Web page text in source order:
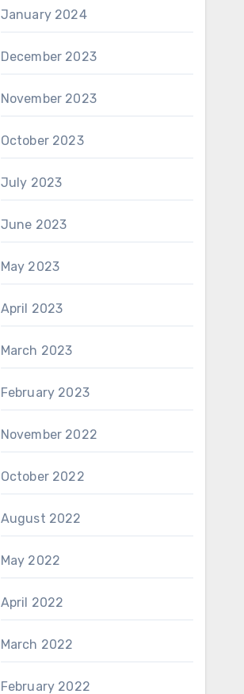
January 2024
December 2023
November 2023
October 2023
July 2023
June 2023
May 2023
April 2023
March 2023
February 2023
November 2022
October 2022
August 2022
May 2022
April 2022
March 2022
February 2022